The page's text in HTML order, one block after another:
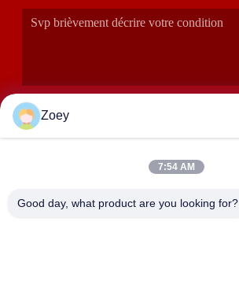
SOUMETTRE
Zoey
7:54 AM
Good day, what product are you looking for?